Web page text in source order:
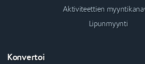
Aktiviteettien
Lipunmyynti
Konvertoi